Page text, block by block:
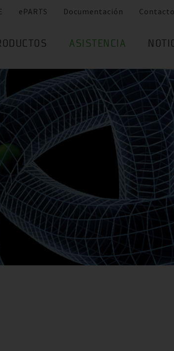
ePARTS Documentación Contacto
ASISTENCIA